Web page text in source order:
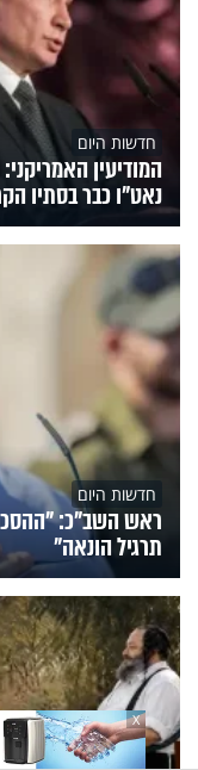
חדשות היום
המודיעין
נאט"ו כבר בסתיו
חדשות היום
ראש השב"כ:
תרגיל הונאה"
X